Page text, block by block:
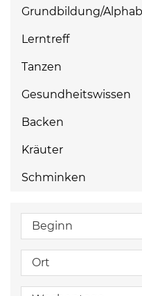
Grundbildung/
Lerntreff
Tanzen
Gesundheitswissen
Backen
Kräuter
Schminken
Beginn
Ort